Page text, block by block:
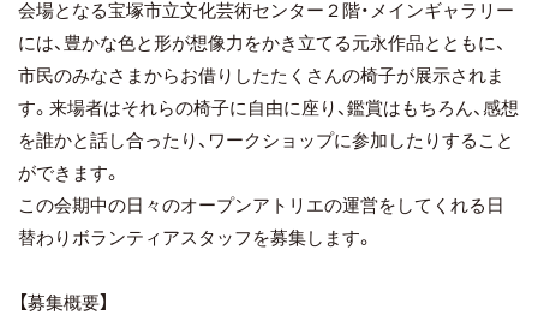
会場となる宝塚市立文化芸術センター２階・メインギャラリー
には、豊かな色と形が想像力をかき立てる元永作品とともに、
市民のみなさまからお借りしたたくさんの椅子が展示されま
す。来場者はそれらの椅子に自由に座り、鑑賞はもちろん、感想
を誰かと話し合ったり、ワークショップに参加したりすること
ができます。
この会期中の日々のオープンアトリエの運営をしてくれる日
替わりボランティアスタッフを募集します。
【募集概要】